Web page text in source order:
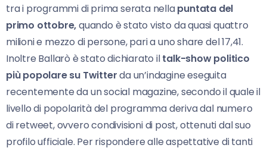
tra i programmi di prima serata nellapuntata del
primo ottobre,quando è stato visto da quasi quattro
milioni e mezzo di persone, pari a uno share del 17,41.
Inoltre Ballarò è stato dichiarato iltalk-show politico
più popolare su Twitterda un’indagine eseguita
recentemente da un social magazine, secondo il quale il
livello di popolarità del programma deriva dal numero
di retweet, ovvero condivisioni di post, ottenuti dal suo
profilo ufficiale. Per rispondere alle aspettative di tanti